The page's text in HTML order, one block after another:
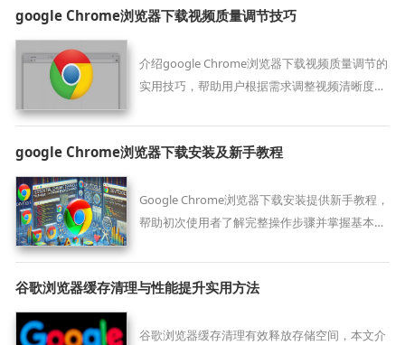
google Chrome浏览器下载视频质量调节技巧
介绍google Chrome浏览器下载视频质量调节的
实用技巧，帮助用户根据需求调整视频清晰度，
google Chrome浏览器下载安装及新手教程
Google Chrome浏览器下载安装提供新手教程，
帮助初次使用者了解完整操作步骤并掌握基本功
谷歌浏览器缓存清理与性能提升实用方法
谷歌浏览器缓存清理有效释放存储空间，本文介